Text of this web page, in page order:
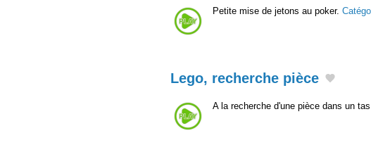
Petite mise de jetons au poker.
Lego, recherche pièce
A la recherche d'une pièce dans un